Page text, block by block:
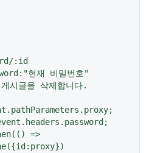
:id
현재 비밀번호"
시글을 삭제합니다.
=>